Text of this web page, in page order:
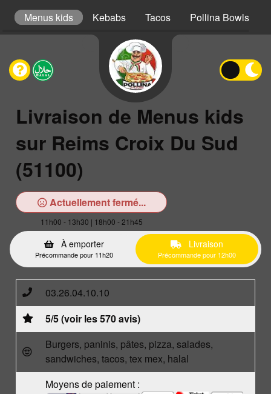
Menus kids Kebabs Tacos Pollina Bowls
Livraison de Menus kids
sur Reims Croix Du Sud
(51100)
Actuellement fermé...
11h00 - 13h30 | 18h00 - 21h45
À emporter
Précommande pour 11h20
Livraison
Précommande pour 12h00
03.26.04.10.10
5/5 (voir les 570 avis)
Burgers, paninis, pâtes, pizza, salades,
sandwiches, tacos, tex mex, halal
Moyens de paiement :